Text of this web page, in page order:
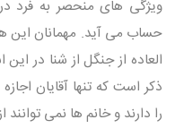
ویژگی های منحصر به فرد
حساب می آید. مهمانان این
العاده از جنگل از شنا در این
ذکر است که تنها آقایان
را دارند و خانم ها نمی